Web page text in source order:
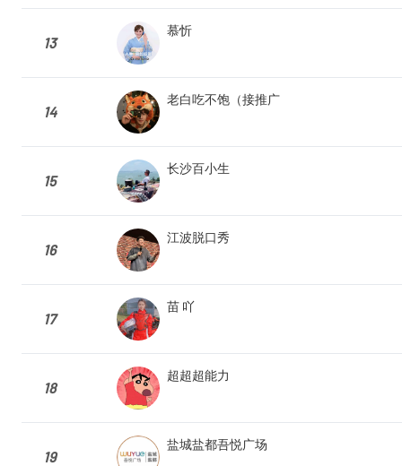
13
慕忻
14
老白吃不饱（接推广
15
长沙百小生
16
江波脱口秀
17
苗 吖
18
超超超能力
19
盐城盐都吾悦广场